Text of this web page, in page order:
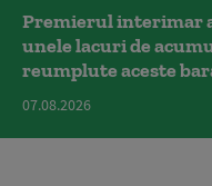
Premierul interimar
unele lacuri de
reumplute aceste
07.08.2026